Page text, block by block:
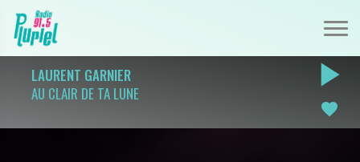
LAURENT GARNIER
AU CLAIR DE TA LUNE
play_arrow
favorite